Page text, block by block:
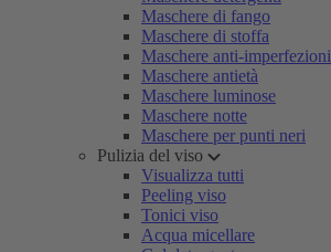
Maschere di fango
Maschere di stoffa
Maschere anti-imperfezioni
Maschere antietà
Maschere luminose
Maschere notte
Maschere per punti neri
Pulizia del viso
Visualizza tutti
Peeling viso
Tonici viso
Acqua micellare